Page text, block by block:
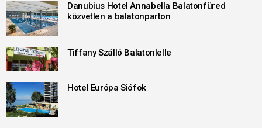
Danubius Hotel Annabella Balatonfüred
közvetlen a balatonparton
Tiffany Szálló Balatonlelle
Hotel Európa Siófok